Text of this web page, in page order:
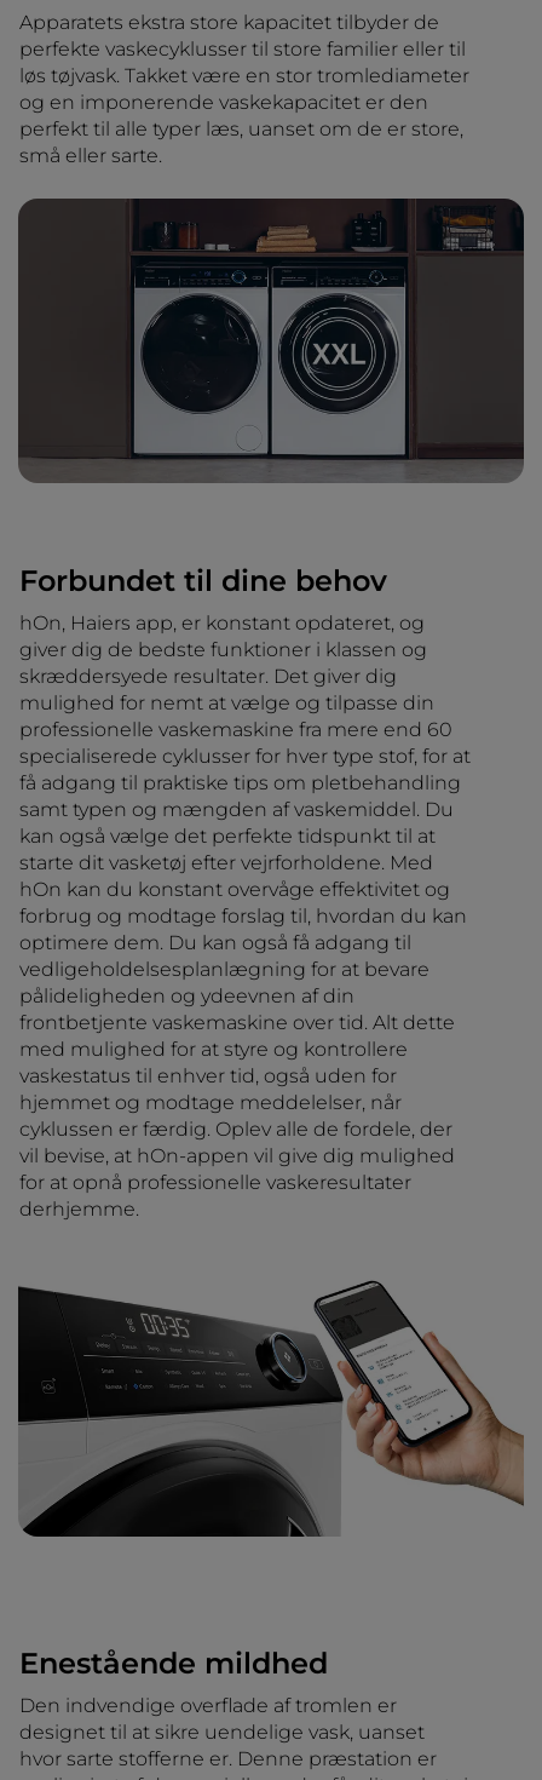
Apparatets ekstra store kapacitet tilbyder de
perfekte vaskecyklusser til store familier eller til
løs tøjvask. Takket være en stor tromlediameter
og en imponerende vaskekapacitet er den
perfekt til alle typer læs, uanset om de er store,
små eller sarte.
Forbundet til dine behov
hOn, Haiers app, er konstant opdateret, og
giver dig de bedste funktioner i klassen og
skræddersyede resultater. Det giver dig
mulighed for nemt at vælge og tilpasse din
professionelle vaskemaskine fra mere end 60
specialiserede cyklusser for hver type stof, for at
få adgang til praktiske tips om pletbehandling
samt typen og mængden af vaskemiddel. Du
kan også vælge det perfekte tidspunkt til at
starte dit vasketøj efter vejrforholdene. Med
hOn kan du konstant overvåge effektivitet og
forbrug og modtage forslag til, hvordan du kan
optimere dem. Du kan også få adgang til
vedligeholdelsesplanlægning for at bevare
pålideligheden og ydeevnen af din
frontbetjente vaskemaskine over tid. Alt dette
med mulighed for at styre og kontrollere
vaskestatus til enhver tid, også uden for
hjemmet og modtage meddelelser, når
cyklussen er færdig. Oplev alle de fordele, der
vil bevise, at hOn-appen vil give dig mulighed
for at opnå professionelle vaskeresultater
derhjemme.
Enestående mildhed
Den indvendige overflade af tromlen er
designet til at sikre uendelige vask, uanset
hvor sarte stofferne er. Denne præstation er